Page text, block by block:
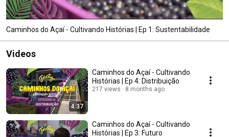
Caminhos do Açaí - Cultivando Histórias | Ep 1: Sustentabilidade
Videos
4:37
Caminhos do Açaí - Cultivando
Histórias | Ep 4: Distribuição
217 views 8 months ago
Caminhos do Açaí - Cultivando
Histórias | Ep 3: Futuro